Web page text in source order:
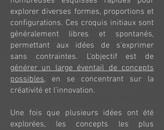
explorer diverses formes, proportions et
configurations. Ces croquis initiaux sont
généralement libres et spontanés,
permettant aux idées de s'exprimer
sans contraintes. L'objectif est de
générer un large éventail de concepts
possibles, en se concentrant sur la
créativité et l’innovation.
Une fois que plusieurs idées ont été
explorées, les concepts les plus